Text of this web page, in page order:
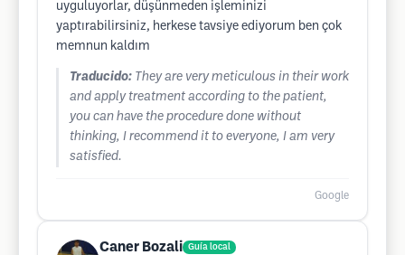
uyguluyorlar, düşünmeden işleminizi
yaptırabilirsiniz, herkese tavsiye ediyorum ben çok
memnun kaldım
Traducido: They are very meticulous in their work
and apply treatment according to the patient,
you can have the procedure done without
thinking, I recommend it to everyone, I am very
satisfied.
Google
Caner Bozali Guía local